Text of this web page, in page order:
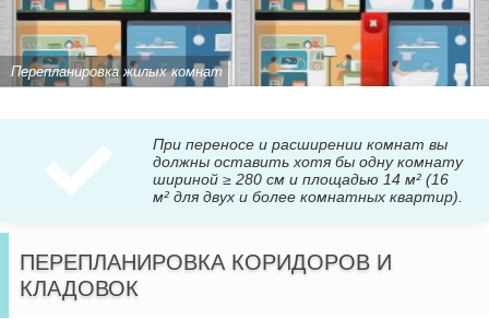
Перепланировка жилых комнат
При переносе и расширении комнат вы
должны оставить хотя бы одну комнату
шириной ≥ 280 см и площадью 14 м² (16
м² для двух и более комнатных квартир).
ПЕРЕПЛАНИРОВКА КОРИДОРОВ И
КЛАДОВОК